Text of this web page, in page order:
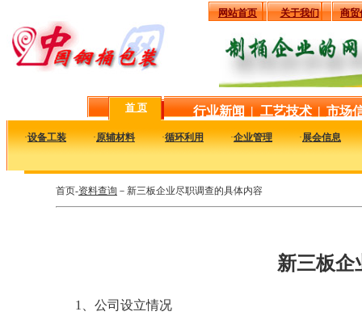
网站首页 关于我们 商贸
首 页 行业新闻 | 工艺技术 | 市场
·设备工装 ·原辅材料 ·循环利用 ·企业管理 ·展会信息
首页-资料查询 －新三板企业尽职调查的具体内容
新三板企
1、公司设立情况